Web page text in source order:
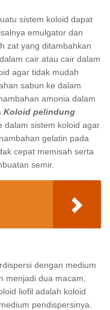
sistem koloid dapat
emulgator dan
zat yang ditambahkan
cair atau cair dalam
agar tidak mudah
sabun ke dalam
amonia dalam
Koloid pelindung
dalam sistem koloid agar
gelatin pada
cepat memisah serta
semir.
dengan medium
menjadi dua macam,
liofil adalah koloid
pendispersinya.